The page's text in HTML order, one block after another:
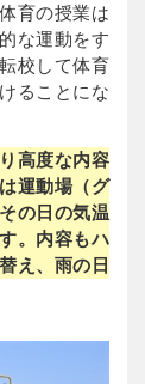
育の授業は
な運動をす
校して体育
ることにな
高度な内容
運動場（グ
の日の気温
。内容もハ
え、雨の日